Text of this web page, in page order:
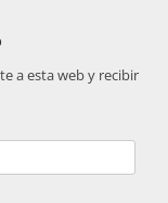
a esta web y recibir